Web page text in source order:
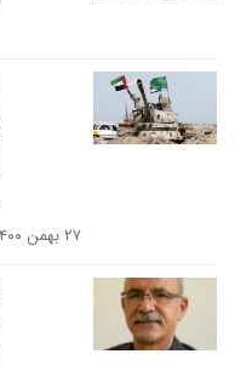
۲۷ بهمن ۱۴۰۰